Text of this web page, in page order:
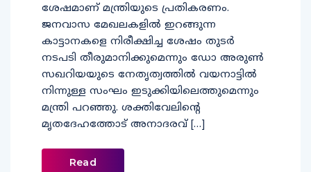
ശേഷമാണ് മന്ത്രിയുടെ പ്രതികരണം.
ജനവാസ മേഖലകളിൽ ഇറങ്ങുന്ന
കാട്ടാനകളെ നിരീക്ഷിച്ച ശേഷം തുടര്‍
നടപടി തീരുമാനിക്കുമെന്നും ഡോ അരുൺ
സഖറിയയുടെ നേതൃത്വത്തിൽ വയനാട്ടിൽ
നിന്നുള്ള സംഘം ഇടുക്കിയിലെത്തുമെന്നും
മന്ത്രി പറഞ്ഞു. ശക്തിവേലിന്റെ
മൃതദേഹത്തോട് അനാദരവ് […]
Read